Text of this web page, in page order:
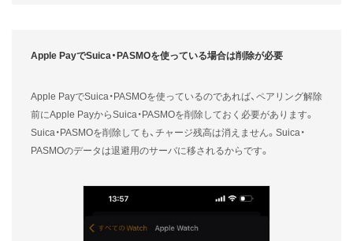
Apple PayでSuica・PASMOを使っている場合は削除が必要
Apple PayでSuica・PASMOを使っているのであれば、ペアリング解除
前にApple PayからSuica・PASMOを削除しておく必要があります。
Suica・PASMOを削除しても、チャージ残高は消えません。Suica・
PASMOのデータは退避用のサーバに移されるからです。